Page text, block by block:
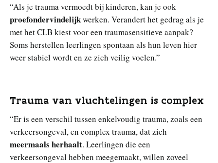
“Als je trauma vermoedt bij kinderen, kan je ook
proefondervindelijkwerken. Verandert het gedrag als je
met het CLB kiest voor een traumasensitieve aanpak?
Soms herstellen leerlingen spontaan als hun leven hier
weer stabiel wordt en ze zich veilig voelen.”
Trauma van vluchtelingen is complex
“Er is een verschil tussen enkelvoudig trauma, zoals een
verkeersongeval, en complex trauma, dat zich
meermaals herhaalt. Leerlingen die een
verkeersongeval hebben meegemaakt, willen zoveel